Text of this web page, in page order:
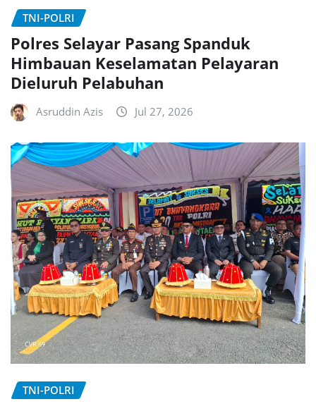
TNI-POLRI
Polres Selayar Pasang Spanduk
Himbauan Keselamatan Pelayaran
Dieluruh Pelabuhan
Asruddin Azis Jul 27, 2026
TNI-POLRI